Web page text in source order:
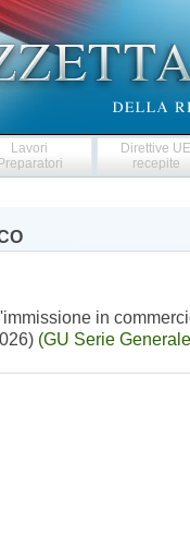
Lavori
Direttive
recepite
in
(GU Serie